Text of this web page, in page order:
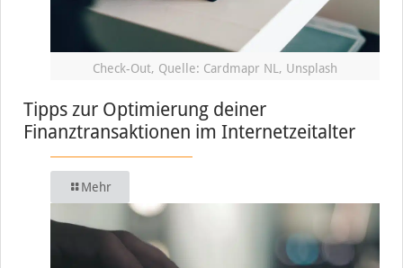
Check-Out, Quelle: Cardmapr NL, Unsplash
Tipps zur Optimierung deiner
Finanztransaktionen im Internetzeitalter
Mehr